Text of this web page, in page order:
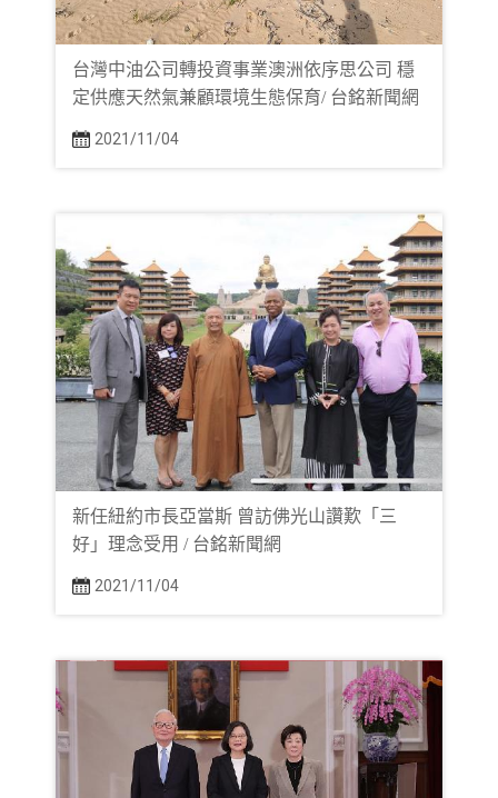
台灣中油公司轉投資事業澳洲依序思公司 穩
定供應天然氣兼顧環境生態保育/ 台銘新聞網
2021/11/04
新任紐約市長亞當斯 曾訪佛光山讚歎「三
好」理念受用 / 台銘新聞網
2021/11/04